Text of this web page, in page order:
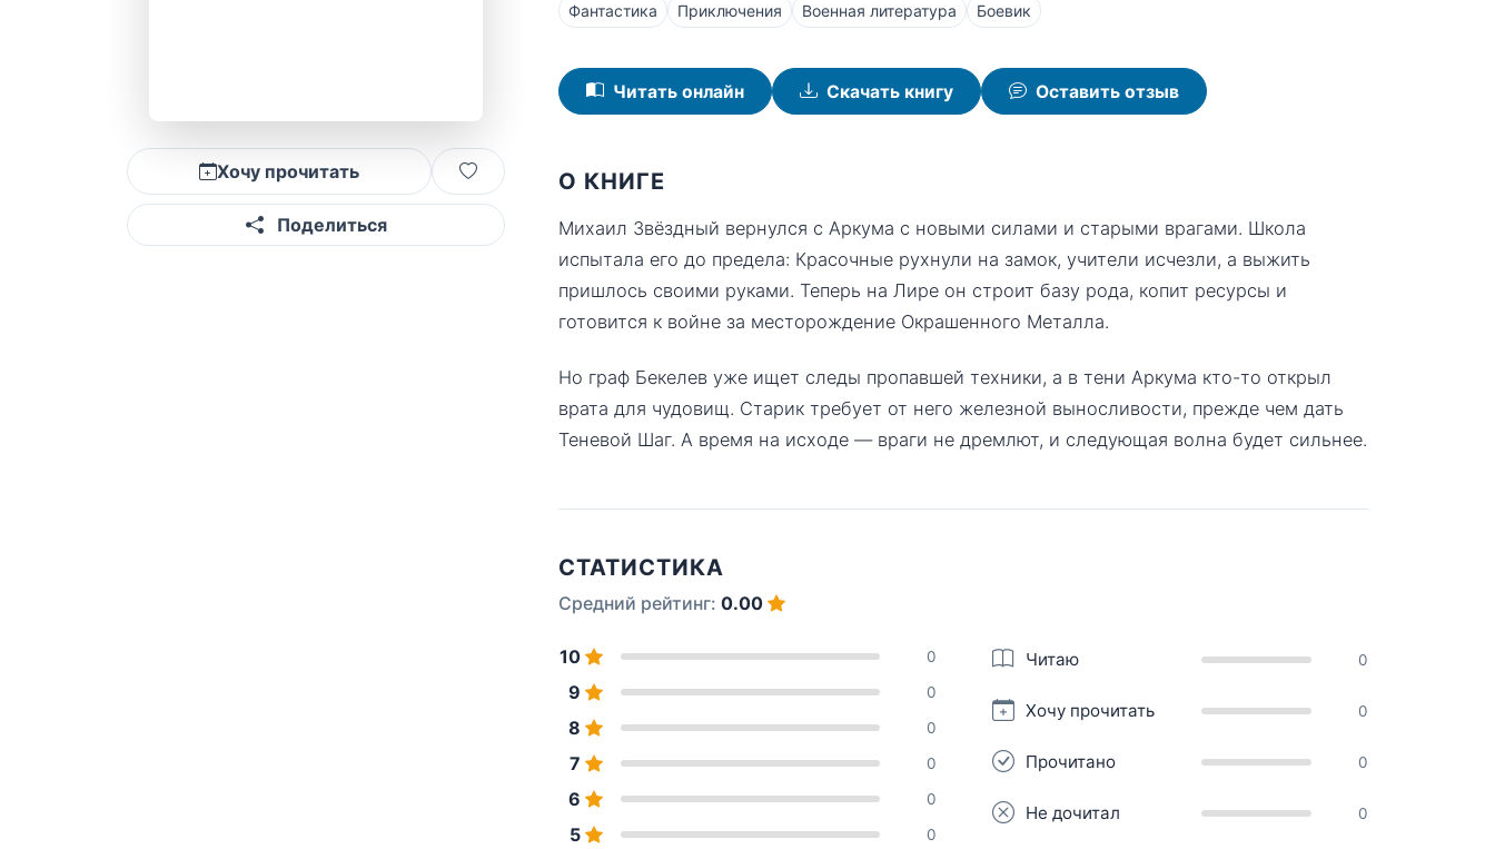
Хочу прочитать
Поделиться
Фантастика Приключения Военная литература Боевик
Читать онлайн Скачать книгу Оставить отзыв
О КНИГЕ
Михаил Звёздный вернулся с Аркума с новыми силами и старыми врагами. Школа
испытала его до предела: Красочные рухнули на замок, учители исчезли, а выжить
пришлось своими руками. Теперь на Лире он строит базу рода, копит ресурсы и
готовится к войне за месторождение Окрашенного Металла.
Но граф Бекелев уже ищет следы пропавшей техники, а в тени Аркума кто-то открыл
врата для чудовищ. Старик требует от него железной выносливости, прежде чем дать
Теневой Шаг. А время на исходе — враги не дремлют, и следующая волна будет сильнее.
СТАТИСТИКА
Средний рейтинг: 0.00
10 0
9 0
8 0
7 0
6 0
5 0
Читаю 0
Хочу прочитать 0
Прочитано 0
Не дочитал 0